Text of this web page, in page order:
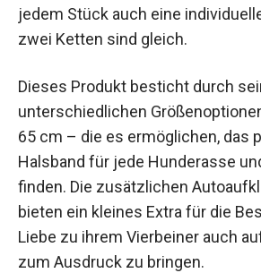
jedem Stück auch eine
zwei Ketten sind gleich.
Dieses Produkt besticht durch
unterschiedlichen
65 cm – die es ermöglichen, das
Halsband für jede Hunderasse
finden. Die zusätzlichen
bieten ein kleines Extra für die
Liebe zu ihrem Vierbeiner auch
zum Ausdruck zu bringen.